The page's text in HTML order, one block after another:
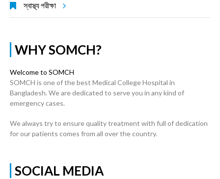
স্বাস্থ্য পরীক্ষা
WHY SOMCH?
Welcome to SOMCH
SOMCH is one of the best Medical College Hospital in
Bangladesh. We are dedicated to serve you in any kind of
emergency cases.
We always try to ensure quality treatment with full of dedication
for our patients comes from all over the country.
SOCIAL MEDIA